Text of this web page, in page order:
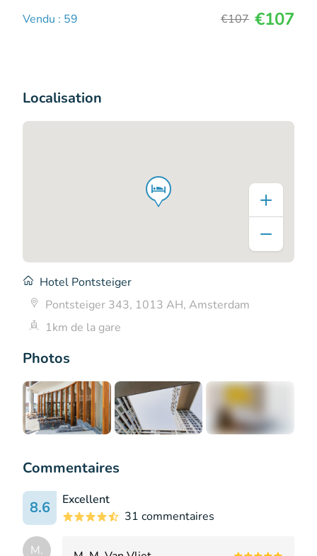
Vendu : 59
€107 €107
Photos
Commentaires
8.6
Excellent
31 commentaires
M.
Localisation
Hotel Pontsteiger
Pontsteiger 343, 1013 AH, Amsterdam
1km de la gare